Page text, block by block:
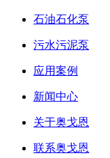
石油石化泵
污水污泥泵
应用案例
新闻中心
关于奥戈恩
联系奥戈恩